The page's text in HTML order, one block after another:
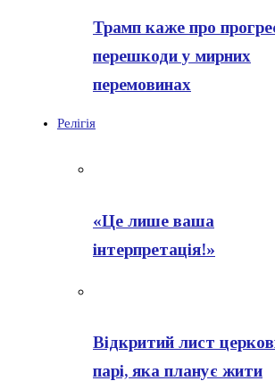
Трамп каже про
перешкоди у мирних
перемовинах
Релігія
«Це лише ваша
інтерпретація!»
Відкритий лист
парі, яка планує жити